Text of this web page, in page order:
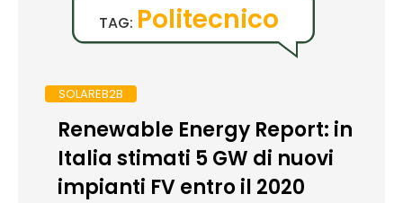
TAG: Politecnico
SOLAREB2B
Renewable Energy Report: in
Italia stimati 5 GW di nuovi
impianti FV entro il 2020